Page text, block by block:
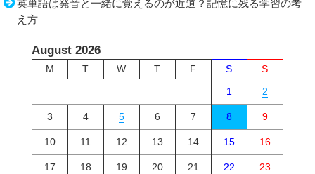
英単語は発音と一緒に覚えるのが近道？記憶に残る学習の考
え方
August 2026
M T W T F S
S
1
2
3 4 5 6 7 8 9
10 11 12 13 14 15 16
17 18 19 20 21 22 23